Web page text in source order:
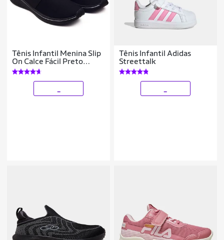
Tênis Infantil Menina Slip
On Calce Fácil Preto
Confort Esporte sem
Cadarço Feminino
Tênis Infantil Adidas
Streettalk